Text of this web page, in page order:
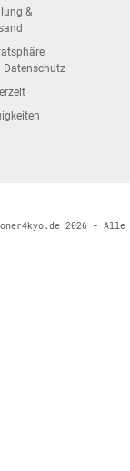
&
Datenschutz
2026 - Alle